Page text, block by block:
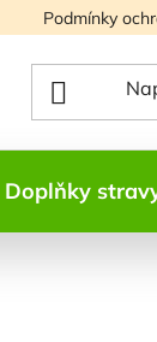
Podmínky
Doplňky